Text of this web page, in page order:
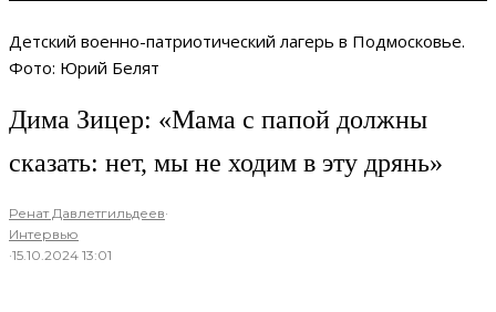
Детский военно-патриотический лагерь в Подмосковье.
Фото: Юрий Белят
Дима Зицер: «Мама с папой должны
сказать: нет, мы не ходим в эту дрянь»
Ренат Давлетгильдеев·
Интервью
·15.10.2024 13:01